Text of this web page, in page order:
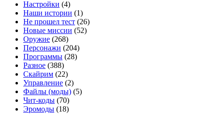
Настройки (4)
Наши истории (1)
Не прошел тест (26)
Новые миссии (52)
Оружие (268)
Персонажи (204)
Программы (28)
Разное (388)
Скайрим (22)
Управление (2)
Файлы (моды) (5)
Чит-коды (70)
Эромоды (18)